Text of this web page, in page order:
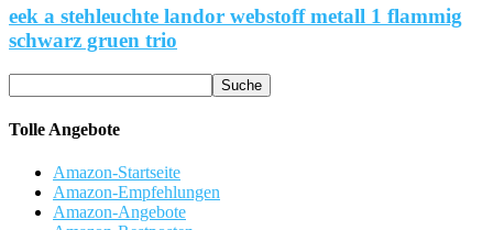
eek a stehleuchte landor webstoff metall 1 flammig
schwarz gruen trio
Tolle Angebote
Amazon-Startseite
Amazon-Empfehlungen
Amazon-Angebote